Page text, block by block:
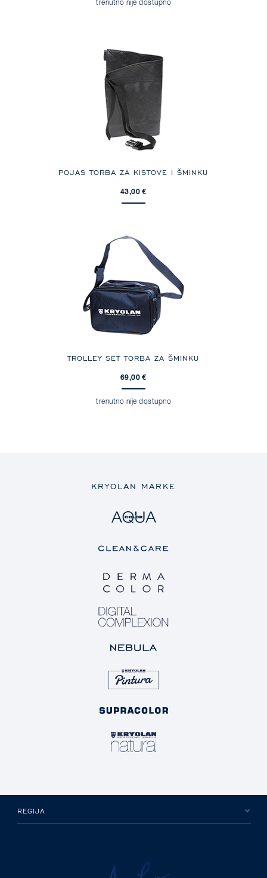
trenutno nije dostupno
POJAS TORBA ZA KISTOVE I ŠMINKU
43,00 €
TROLLEY SET TORBA ZA ŠMINKU
69,00 €
trenutno nije dostupno
KRYOLAN MARKE
REGIJA